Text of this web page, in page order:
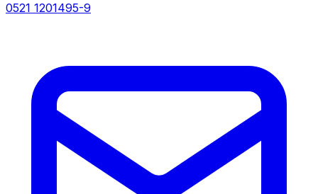
0521 1201495-9